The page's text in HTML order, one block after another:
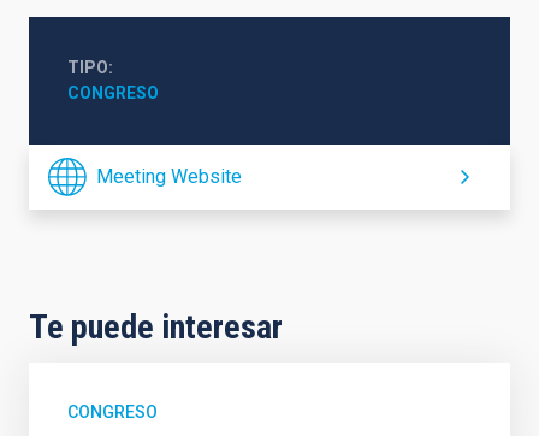
TIPO
CONGRESO
Meeting Website
Te puede interesar
CONGRESO